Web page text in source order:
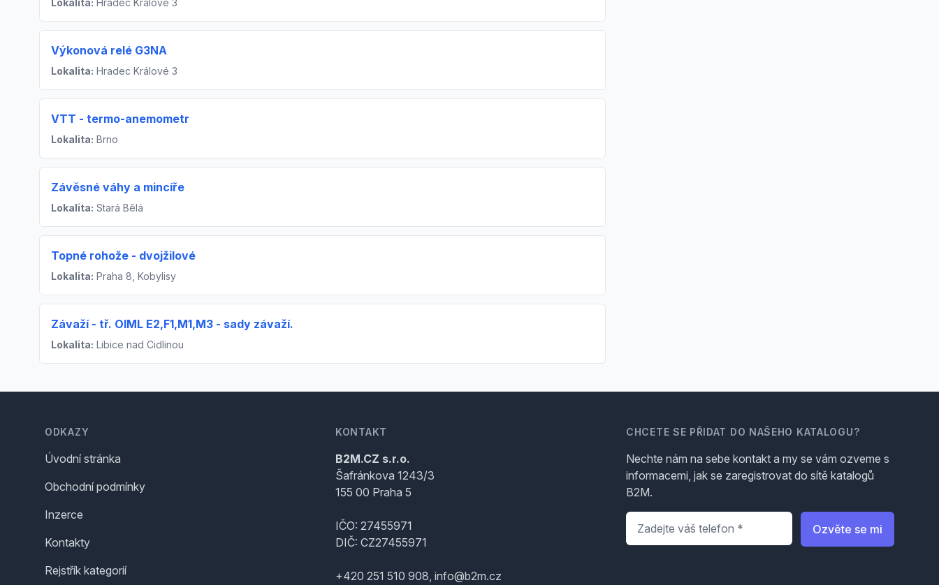
Lokalita: Hradec Králové 3
Výkonová relé G3NA
Lokalita: Hradec Králové 3
VTT - termo-anemometr
Lokalita: Brno
Závěsné váhy a mincíře
Lokalita: Stará Bělá
Topné rohože - dvojžilové
Lokalita: Praha 8, Kobylisy
Závaží - tř. OIML E2,F1,M1,M3 - sady závaží.
Lokalita: Libice nad Cidlinou
ODKAZY
Úvodní stránka
Obchodní podmínky
Inzerce
Kontakty
Rejstřík kategorií
KONTAKT
B2M.CZ s.r.o.
Šafránkova 1243/3
155 00 Praha 5
IČO: 27455971
DIČ: CZ27455971
+420 251 510 908, info@b2m.cz
CHCETE SE PŘIDAT DO NAŠEHO KATALOGU?
Nechte nám na sebe kontakt a my se vám ozveme s
informacemi, jak se zaregistrovat do sítě katalogů
B2M.
Telefon
Ozvěte se mi